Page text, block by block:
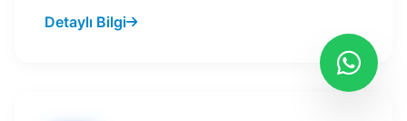
Detaylı Bilgi